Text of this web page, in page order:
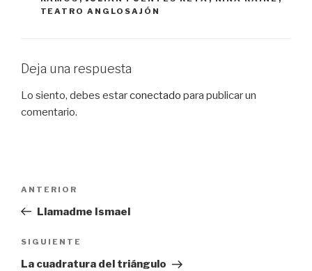
TEATRO ANGLOSAJÓN
Deja una respuesta
Lo siento, debes estarconectado para publicar un
comentario.
entradas
Entrada
anterior:
ANTERIOR
Llamadme Ismael
Siguiente
entrada
SIGUIENTE
La cuadratura del triángulo